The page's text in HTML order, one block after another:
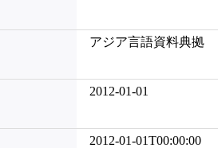
アジア言語資料典拠
2012-01-01
2012-01-01T00:00:00